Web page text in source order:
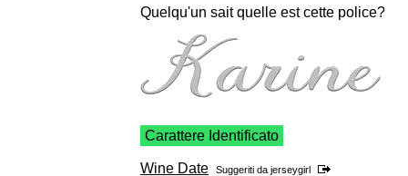
Quelqu'un sait quelle est cette police?
Carattere Identificato
Wine Date Suggeriti da jerseygirl